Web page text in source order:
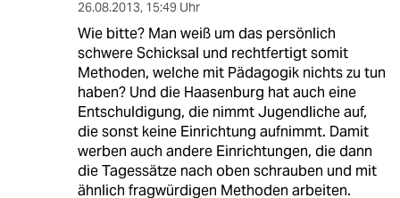
26.08.2013, 15:49 Uhr
Wie bitte? Man weiß um das persönlich
schwere Schicksal und rechtfertigt somit
Methoden, welche mit Pädagogik nichts zu tun
haben? Und die Haasenburg hat auch eine
Entschuldigung, die nimmt Jugendliche auf,
die sonst keine Einrichtung aufnimmt. Damit
werben auch andere Einrichtungen, die dann
die Tagessätze nach oben schrauben und mit
ähnlich fragwürdigen Methoden arbeiten.